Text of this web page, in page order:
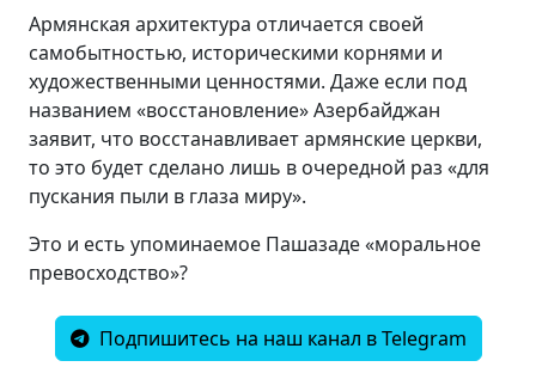
Армянская архитектура отличается своей
самобытностью, историческими корнями и
художественными ценностями. Даже если под
названием «восстановление» Азербайджан
заявит, что восстанавливает армянские церкви,
то это будет сделано лишь в очередной раз «для
пускания пыли в глаза миру».
Это и есть упоминаемое Пашазаде «моральное
превосходство»?
Подпишитесь на наш канал в Telegram